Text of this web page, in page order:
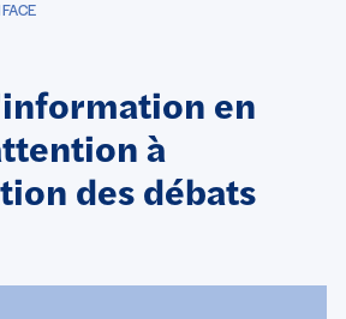
en
à
des débats